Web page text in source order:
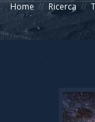
Home Ricerca